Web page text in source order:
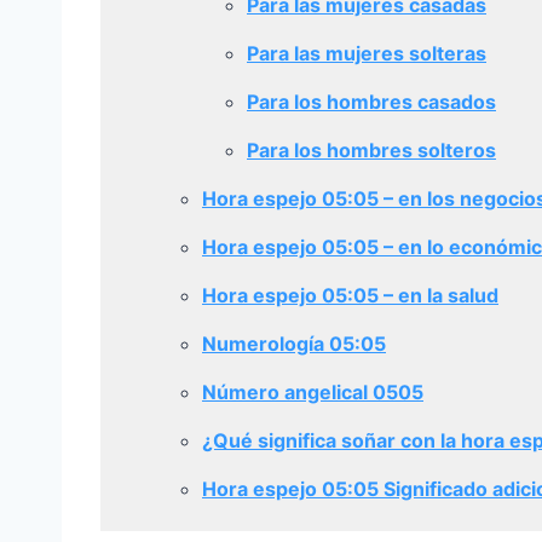
Para las mujeres casadas
Para las mujeres solteras
Para los hombres casados
Para los hombres solteros
Hora espejo 05:05 – en los
Hora espejo 05:05 – en lo
Hora espejo 05:05 – en la salud
Numerología 05:05
Número angelical 0505
¿Qué significa soñar con la hora
Hora espejo 05:05 Significado